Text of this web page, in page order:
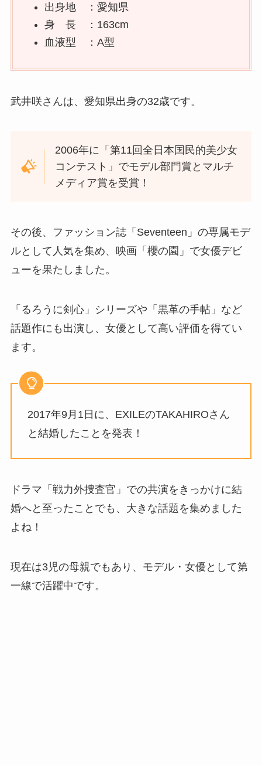
出身地 ：愛知県
身 長 ：163cm
血液型 ：A型
武井咲さんは、愛知県出身の32歳です。
2006年に「第11回全日本国民的美少女
コンテスト」でモデル部門賞とマルチ
メディア賞を受賞！
その後、ファッション誌「Seventeen」の専属モデ
ルとして人気を集め、映画「櫻の園」で女優デビ
ューを果たしました。
「るろうに剣心」シリーズや「黒革の手帖」など
話題作にも出演し、女優として高い評価を得てい
ます。
2017年9月1日に、EXILEのTAKAHIROさん
と結婚したことを発表！
ドラマ「戦力外捜査官」での共演をきっかけに結
婚へと至ったことでも、大きな話題を集めました
よね！
現在は3児の母親でもあり、モデル・女優として第
一線で活躍中です。